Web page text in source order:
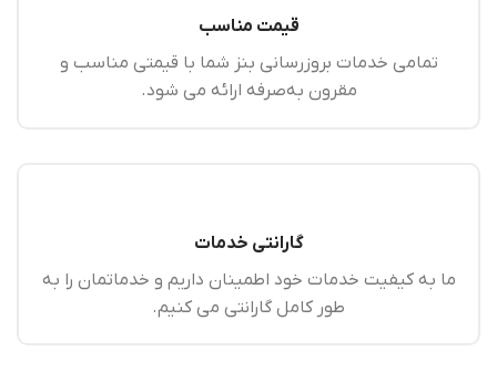
قیمت مناسب
تمامی خدمات بروزرسانی بنز شما با قیمتی مناسب و
مقرون به‌صرفه ارائه می‌ شود.
گارانتی خدمات
ما به کیفیت خدمات خود اطمینان داریم و خدماتمان را به‌
طور کامل گارانتی می‌ کنیم.